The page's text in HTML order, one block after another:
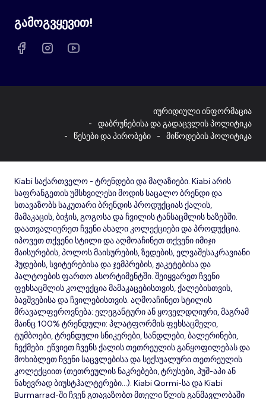
გამოგვყევით!
იურიდიული ინფორმაცია
დაბრუნებისა და გადაცვლის პოლიტიკა
წესები და პირობები
მიწოდების პოლიტიკა
Kiabi საქართველო - ტრენდები და მაღაზიები. Kiabi არის
საფრანგეთის უმსხვილესი მოდის საცალო ბრენდი და
სთავაზობს საკუთარი ბრენდის პროდუქციას ქალის,
მამაკაცის, ბიჭის, გოგოსა და ჩვილის ტანსაცმლის ხაზებში.
დაათვალიერეთ ჩვენი ახალი კოლექციები და პროდუქცია.
იპოვეთ თქვენი სტილი და აღმოაჩინეთ თქვენი იმიჯი
მაისურების, პოლოს მაისურების, ზედების, ელვაშესაკრავიანი
ჰუდების, სვიტერებისა და ჯემპრების, ჟაკეტებისა და
პალტოების ფართო ასორტიმენტში. შეიყვარეთ ჩვენი
ფეხსაცმლის კოლექცია მამაკაცებისთვის, ქალებისთვის,
ბავშვებისა და ჩვილებისთვის. აღმოაჩინეთ სტილის
მრავალფეროვნება: ელეგანტური ან ყოველდღიური, მაგრამ
მაინც 100% ტრენდული: პლატფორმის ფეხსაცმელი,
ტუმბოები, ტრენდული სნიკერები, სანდლები, ბალერინები,
ჩექმები. ეწვიეთ ჩვენს ქალის თეთრეულის განყოფილებას და
მოხიბლეთ ჩვენი საცვლებისა და სექსუალური თეთრეულის
კოლექციით (თეთრეულის ნაკრებები, ტრუსები, პუშ-აპი ან
ნახევრად ბიუსტჰალტერები...). Kiabi Qormi-სა და Kiabi
Burmarrad-ში ჩვენ გთავაზობთ მთელი წლის განმავლობაში